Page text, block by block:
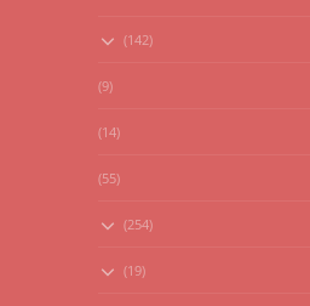
(142)
(9)
(14)
(55)
(254)
(19)